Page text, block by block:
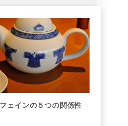
ェインの５つの関係性